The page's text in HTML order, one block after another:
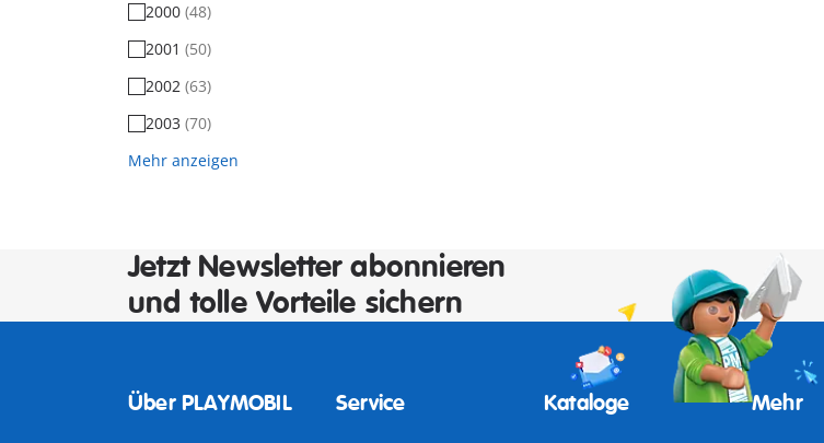
2000 (48)
2001 (50)
2002 (63)
2003 (70)
Mehr anzeigen
Jetzt Newsletter abonnieren
und tolle Vorteile sichern
Über PLAYMOBIL Service Kataloge Mehr